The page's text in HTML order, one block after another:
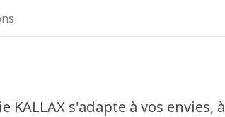
s'adapte à vos envies, à